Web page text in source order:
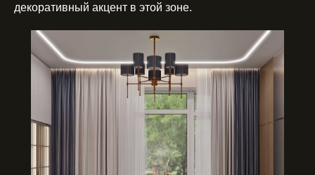
декоративный акцент в этой зоне.